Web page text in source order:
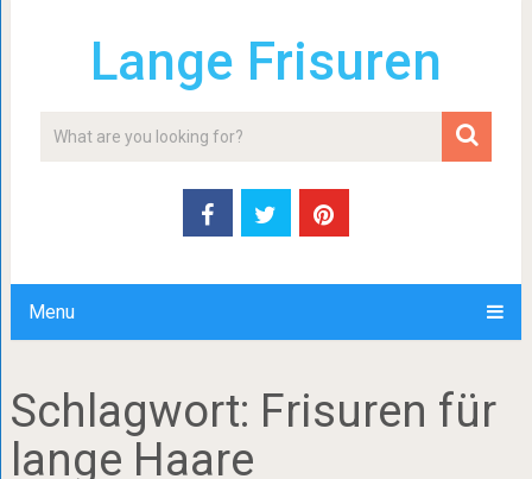
Lange Frisuren
Menu
Schlagwort: Frisuren für
lange Haare